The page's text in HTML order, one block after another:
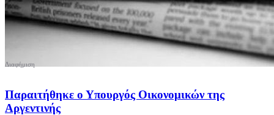
Παραιτήθηκε ο Υπουργός Οικονομικών της
Αργεντινής